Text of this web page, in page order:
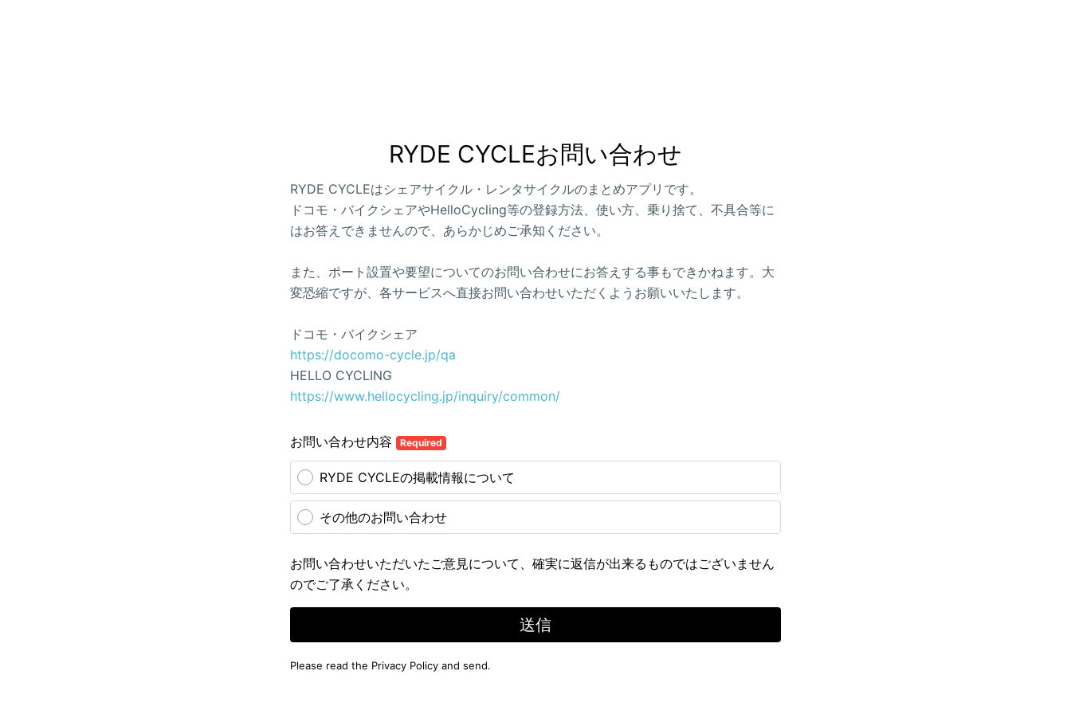
RYDE CYCLEお問い合わせ
RYDE CYCLEはシェアサイクル・レンタサイクルのまとめアプリです。
ドコモ・バイクシェアやHelloCycling等の登録方法、使い方、乗り捨て、不具合等に
はお答えできませんので、あらかじめご承知ください。
また、ポート設置や要望についてのお問い合わせにお答えする事もできかねます。大
変恐縮ですが、各サービスへ直接お問い合わせいただくようお願いいたします。
ドコモ・バイクシェア
https://docomo-cycle.jp/qa
HELLO CYCLING
https://www.hellocycling.jp/inquiry/common/
お問い合わせ内容 Required
RYDE CYCLEの掲載情報について
その他のお問い合わせ
お問い合わせいただいたご意見について、確実に返信が出来るものではございません
のでご了承ください。
送信
Please read the Privacy Policy and send.